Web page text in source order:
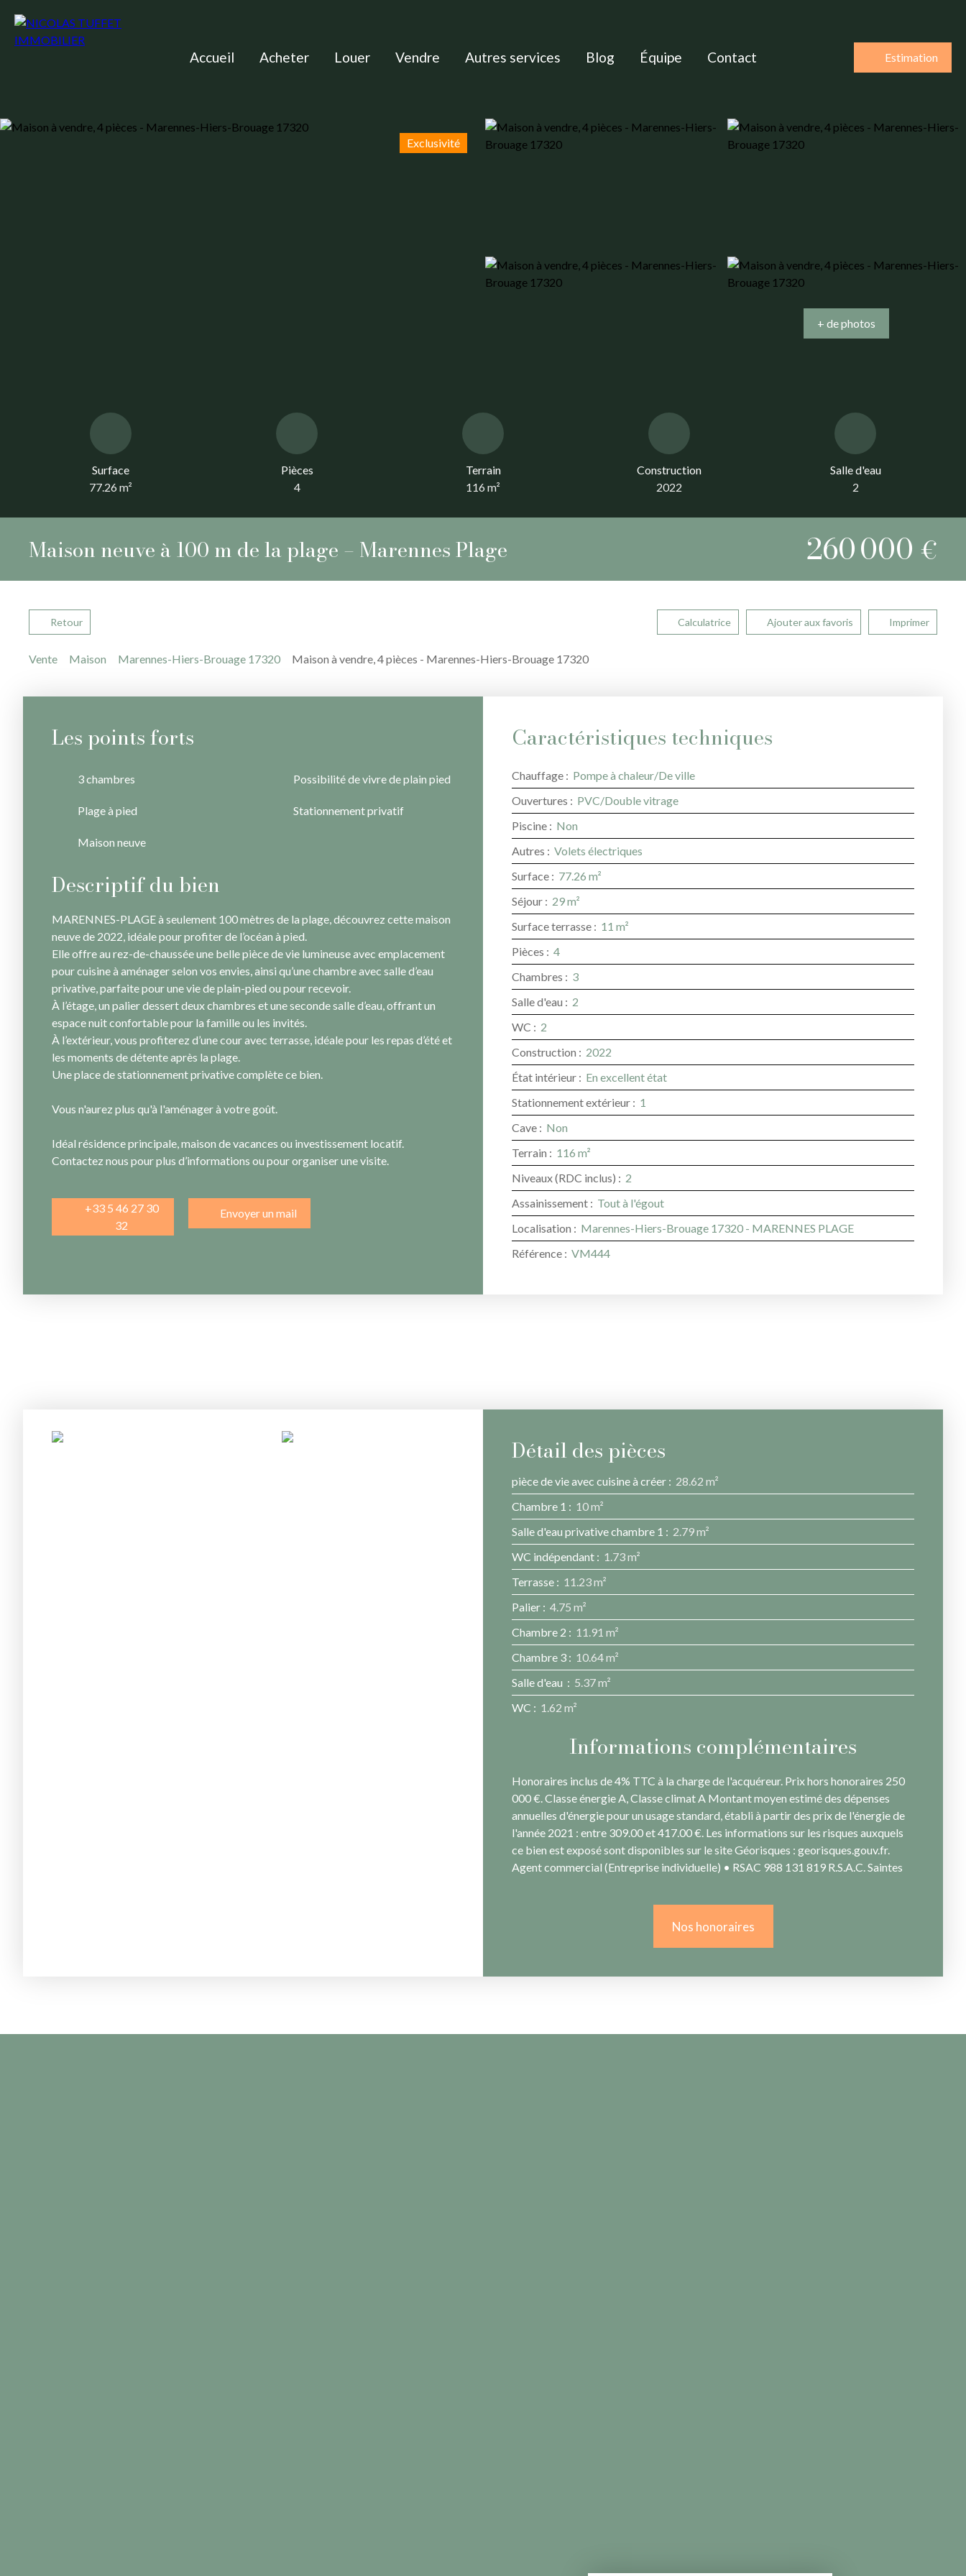
Accueil Acheter Louer Vendre Autres services Blog Équipe Contact Estimation
Exclusivité
+ de photos
Surface
77.26 m²
Pièces
4
Terrain
116 m²
Construction
2022
Salle d'eau
2
Maison neuve à 100 m de la plage – Marennes Plage 260 000 €
Retour Calculatrice Ajouter aux favoris Imprimer
Vente Maison Marennes-Hiers-Brouage 17320 Maison à vendre, 4 pièces - Marennes-Hiers-Brouage 17320
Les points forts
3 chambres Possibilité de vivre de plain pied
Plage à pied Stationnement privatif
Maison neuve
Descriptif du bien
MARENNES-PLAGE à seulement 100 mètres de la plage, découvrez cette maison
neuve de 2022, idéale pour profiter de l’océan à pied.
Elle offre au rez-de-chaussée une belle pièce de vie lumineuse avec emplacement
pour cuisine à aménager selon vos envies, ainsi qu’une chambre avec salle d’eau
privative, parfaite pour une vie de plain-pied ou pour recevoir.
À l’étage, un palier dessert deux chambres et une seconde salle d’eau, offrant un
espace nuit confortable pour la famille ou les invités.
À l’extérieur, vous profiterez d’une cour avec terrasse, idéale pour les repas d’été et
les moments de détente après la plage.
Une place de stationnement privative complète ce bien.
Vous n'aurez plus qu'à l'aménager à votre goût.
Idéal résidence principale, maison de vacances ou investissement locatif.
Contactez nous pour plus d’informations ou pour organiser une visite.
+33 5 46 27 30
32
Envoyer un mail
Caractéristiques techniques
Chauffage : Pompe à chaleur/De ville
Ouvertures : PVC/Double vitrage
Piscine : Non
Autres : Volets électriques
Surface : 77.26 m²
Séjour : 29m²
Surface terrasse : 11 m²
Pièces : 4
Chambres : 3
Salle d'eau : 2
WC : 2
Construction : 2022
État intérieur : En excellent état
Stationnement extérieur : 1
Cave : Non
Terrain : 116 m²
Niveaux (RDC inclus) : 2
Assainissement : Tout à l'égout
Localisation : Marennes-Hiers-Brouage 17320 - MARENNES PLAGE
Référence : VM444
Détail des pièces
pièce de vie avec cuisine à créer : 28.62 m²
Chambre 1 : 10 m²
Salle d'eau privative chambre 1 : 2.79 m²
WC indépendant : 1.73 m²
Terrasse : 11.23 m²
Palier : 4.75 m²
Chambre 2 : 11.91 m²
Chambre 3 : 10.64 m²
Salle d'eau : 5.37 m²
WC : 1.62 m²
Informations complémentaires
Honoraires inclus de 4% TTC à la charge de l'acquéreur. Prix hors honoraires 250
000 €. Classe énergie A, Classe climat A Montant moyen estimé des dépenses
annuelles d'énergie pour un usage standard, établi à partir des prix de l'énergie de
l'année 2021 : entre 309.00 et 417.00 €. Les informations sur les risques auxquels
ce bien est exposé sont disponibles sur le site Géorisques : georisques.gouv.fr.
Agent commercial (Entreprise individuelle) • RSAC 988 131 819 R.S.A.C. Saintes
Nos honoraires